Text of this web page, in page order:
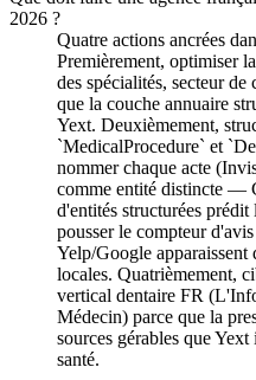
2026 ?
Quatre actions ancrées
Premièrement, optimiser
des spécialités, secteur
que la couche annuaire
Yext. Deuxièmement,
`MedicalProcedure` et
nommer chaque acte
comme entité distincte —
d'entités structurées
pousser le compteur
Yelp/Google apparaissent
locales. Quatrièmement,
vertical dentaire FR
Médecin) parce que la
sources gérables que
santé.